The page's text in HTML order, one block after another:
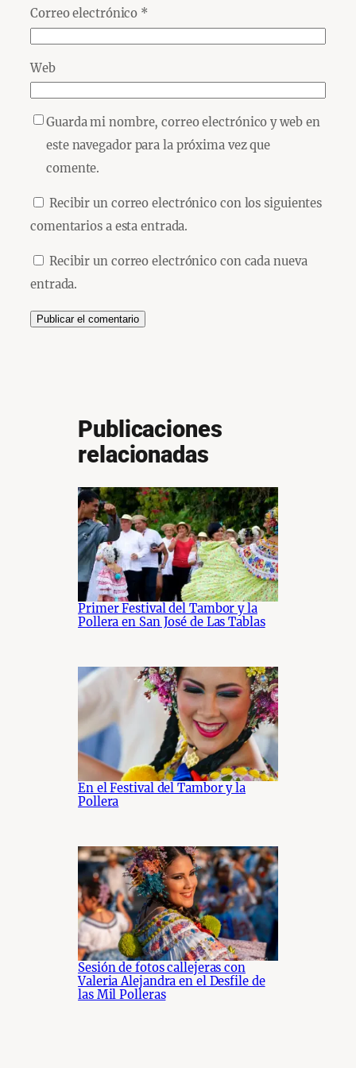
Correo electrónico *
Web
Guarda mi nombre, correo electrónico y web en
este navegador para la próxima vez que
comente.
Recibir un correo electrónico con los siguientes
comentarios a esta entrada.
Recibir un correo electrónico con cada nueva
entrada.
Publicaciones
relacionadas
Primer Festival del Tambor y la
Pollera en San José de Las Tablas
En el Festival del Tambor y la
Pollera
Sesión de fotos callejeras con
Valeria Alejandra en el Desfile de
las Mil Polleras